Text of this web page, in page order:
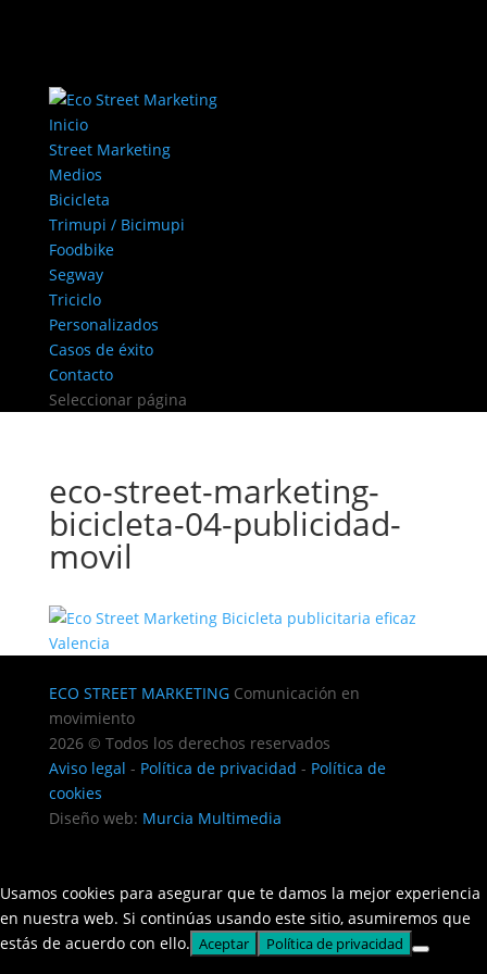
Inicio
Street Marketing
Medios
Bicicleta
Trimupi / Bicimupi
Foodbike
Segway
Triciclo
Personalizados
Casos de éxito
Contacto
Seleccionar página
eco-street-marketing-
bicicleta-04-publicidad-
movil
ECO STREET MARKETINGComunicación en
movimiento
2026 © Todos los derechos reservados
Aviso legal - Política de privacidad - Política de
cookies
Diseño web: Murcia Multimedia
Usamos cookies para asegurar que te damos la mejor experiencia
en nuestra web. Si continúas usando este sitio, asumiremos que
estás de acuerdo con ello. Aceptar Política de privacidad